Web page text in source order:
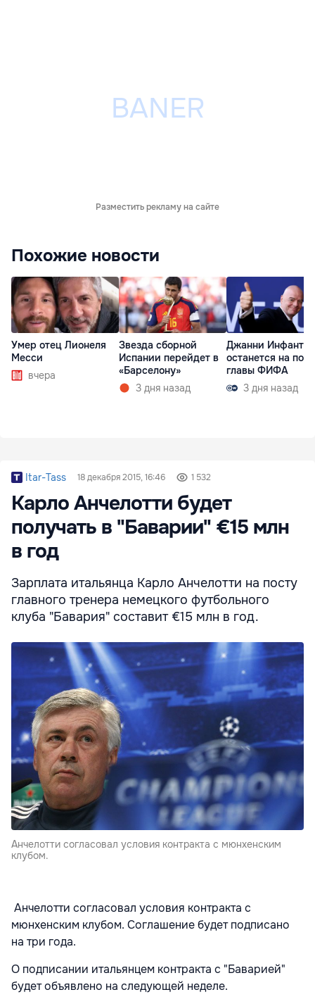
Разместить рекламу на сайте
Похожие новости
Умер отец Лионеля
Месси
вчера
Звезда сборной
Испании перейдет в
«Барселону»
3 дня назад
Джанни
останется на
главы ФИФА
3 дня назад
Itar-Tass 18 декабря 2015, 16:46 1 532
Карло Анчелотти будет
получать в "Баварии" €15 млн
в год
Зарплата итальянца Карло Анчелотти на посту
главного тренера немецкого футбольного
клуба "Бавария" составит €15 млн в год.
Анчелотти согласовал условия контракта с мюнхенским
клубом.
Анчелотти согласовал условия контракта с
мюнхенским клубом. Соглашение будет подписано
на три года.
О подписании итальянцем контракта с "Баварией"
будет объявлено на следующей неделе.